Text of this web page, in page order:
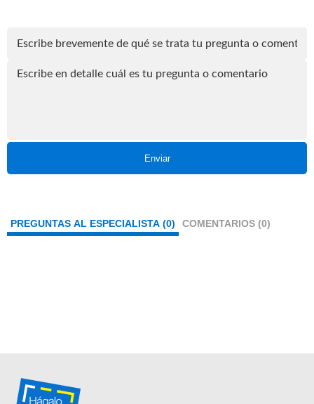
Enviar
PREGUNTAS AL ESPECIALISTA (0) COMENTARIOS (0)